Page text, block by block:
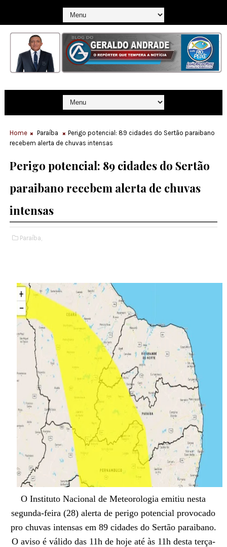
Home Paraíba
Perigo potencial: 89 cidades do Sertão paraibano
recebem alerta de chuvas intensas
Perigo potencial: 89 cidades do Sertão
paraibano recebem alerta de chuvas
intensas
Paraíba,
O Instituto Nacional de Meteorologia emitiu nesta
segunda-feira (28) alerta de perigo potencial provocado
pro chuvas intensas em 89 cidades do Sertão paraibano.
O aviso é válido das 11h de hoje até às 11h desta terça-